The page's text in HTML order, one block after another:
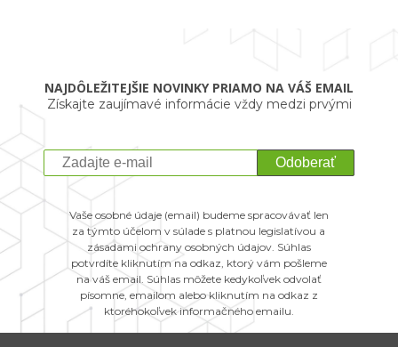
NAJDÔLEŽITEJŠIE NOVINKY PRIAMO NA VÁŠ EMAIL
Získajte zaujímavé informácie vždy medzi prvými
Odoberať
Vaše osobné údaje (email) budeme spracovávať len
za týmto účelom v súlade s platnou legislatívou a
zásadami ochrany osobných údajov. Súhlas
potvrdíte kliknutím na odkaz, ktorý vám pošleme
na váš email. Súhlas môžete kedykoľvek odvolať
písomne, emailom alebo kliknutím na odkaz z
ktoréhokoľvek informačného emailu.